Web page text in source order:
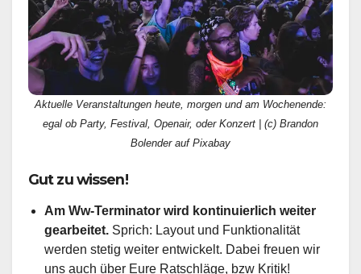
Aktuelle Veranstaltungen heute, morgen und am Wochenende:
egal ob Party, Festival, Openair, oder Konzert | (c) Brandon
Bolender auf Pixabay
Gut zu wissen!
Am Ww-Terminator wird kontinuierlich weiter
gearbeitet. Sprich: Layout und Funktionalität
werden stetig weiter entwickelt. Dabei freuen wir
uns auch über Eure Ratschläge, bzw Kritik!